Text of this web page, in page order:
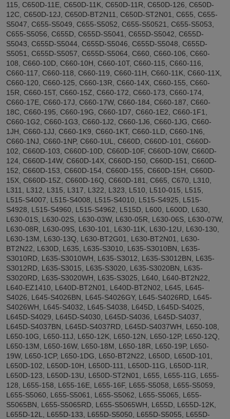
115, C650D-11E, C650D-11K, C650D-11R, C650D-126, C650D-
12C, C650D-12J, C650D-BT2N11, C650D-ST2N01, C655, C655-
S5047, C655-S5049, C655-S5052, C655-S50521, C655-S5053,
C655-S5056, C655D, C655D-S5041, C655D-S5042, C655D-
S5043, C655D-S5044, C655D-S5046, C655D-S5048, C655D-
S5051, C655D-S5057, C655D-S5064, C660, C660-106, C660-
108, C660-10D, C660-10H, C660-10T, C660-115, C660-116,
C660-117, C660-118, C660-119, C660-11H, C660-11K, C660-11X,
C660-120, C660-125, C660-13R, C660-14X, C660-155, C660-
15R, C660-15T, C660-15Z, C660-172, C660-173, C660-174,
C660-17E, C660-17J, C660-17W, C660-184, C660-187, C660-
18C, C660-195, C660-19G, C660-1D7, C660-1E2, C660-1F1,
C660-1G2, C660-1G3, C660-1J2, C660-1J6, C660-1JG, C660-
1JH, C660-1JJ, C660-1K9, C660-1KT, C660-1LD, C660-1N6,
C660-1NJ, C660-1NP, C660-1UL, C660D, C660D-101, C660D-
102, C660D-103, C660D-10D, C660D-10F, C660D-10W, C660D-
124, C660D-14W, C660D-14X, C660D-150, C660D-151, C660D-
152, C660D-153, C660D-154, C660D-155, C660D-15H, C660D-
15X, C660D-15Z, C660D-16Q, C660D-181, C665, C670, L310,
L311, L312, L315, L317, L322, L323, L510, L510-015, L515,
L515-S4007, L515-S4008, L515-S4010, L515-S4925, L515-
S4928, L515-S4960, L515-S4962, L515D, L600, L600D, L630,
L630-01S, L630-02S, L630-03W, L630-05R, L630-06S, L630-07W,
L630-08R, L630-09S, L630-101, L630-11K, L630-12U, L630-130,
L630-13M, L630-13Q, L630-BT2G01, L630-BT2N01, L630-
BT2N22, L630D, L635, L635-S3010, L635-S3010BN, L635-
S3010RD, L635-S3010WH, L635-S3012, L635-S3012BN, L635-
S3012RD, L635-S3015, L635-S3020, L635-S3020BN, L635-
S3020RD, L635-S3020WH, L635-S3025, L640, L640-BT2N22,
L640-EZ1410, L640D-BT2N01, L640D-BT2N02, L645, L645-
S4026, L645-S4026BN, L645-S4026GY, L645-S4026RD, L645-
S4026WH, L645-S4032, L645-S4038, L645D, L645D-S4025,
L645D-S4029, L645D-S4030, L645D-S4036, L645D-S4037,
L645D-S4037BN, L645D-S4037RD, L645D-S4037WH, L650-108,
L650-10G, L650-11J, L650-12K, L650-12N, L650-12P, L650-12Q,
L650-13M, L650-16W, L650-18M, L650-18R, L650-19P, L650-
19W, L650-1CP, L650-1DG, L650-BT2N22, L650D, L650D-101,
L650D-102, L650D-10H, L650D-111, L650D-11G, L650D-11R,
L650D-123, L650D-13U, L650D-ST2N01, L655, L655-11G, L655-
128, L655-158, L655-16E, L655-16F, L655-S5058, L655-S5059,
L655-S5060, L655-S5061, L655-S5062, L655-S5065, L655-
S5065BN, L655-S5065RD, L655-S5065WH, L655D, L655D-12K,
L655D-12L, L655D-133, L655D-S5050, L655D-S5055, L655D-